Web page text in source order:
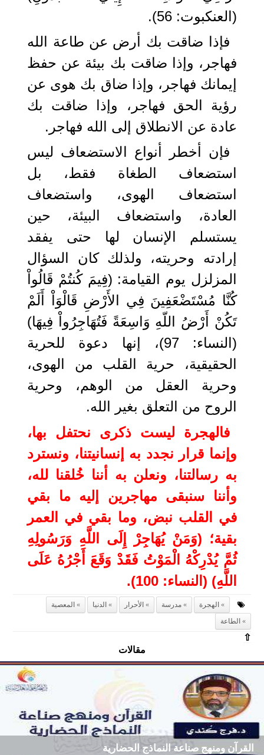
(العنكبوت: 56).
فإذا ضاقت بك أرض عن طاعة الله
فهاجر، وإذا ضاقت بك بيئة عن حفظ
إيمانك فهاجر، وإذا ضاق بك هوى عن
رؤية الحق فهاجر، وإذا ضاقت بك
عادة عن الانطلاق إلى الله فهاجر.
فإن أخطر أنواع الاستضعاف ليس
استضعاف الطغاة فقط، بل
استضعاف الهوى، واستضعاف
العادة، واستضعاف البيئة، حين
يستسلم الإنسان لها حتى يفقد
إرادته وحريته، ولذلك كان السؤال
المزلزل يوم القيامة: (فِيمَ كُنتُمْ قَالُواْ
كُنَّا مُسْتَضْعَفِينَ فِي الأَرْضِ قَالْوَاْ أَلَمْ
تَكُنْ أَرْضُ اللّهِ وَاسِعَةً فَتُهَاجِرُواْ فِيهَا)
(النساء: 97)، إنها دعوة للحرية
الحقيقية، حرية القلب من الهوى،
وحرية العقل من الوهم، وحرية
الروح من التعلق بغير الله.
فالهجرة ليست ذكرى نحتفل بها،
وإنما قرار نجدد به إنسانيتنا، ونسترد
به رسالتنا، ونعلن به أننا خُلقنا لله،
وأننا سنبقى مهاجرين إليه ما بقي
في القلب نبض، وما بقي في العمر
بقية؛ (وَمَنْ يُهَاجِرْ إِلَى اللَّهِ وَرَسُولِهِ
ثُمَّ يُدْرِكْهُ الْمَوْتُ فَقَدْ وَقَعَ أَجْرُهُ عَلَى
اللَّهِ) (النساء: 100).
الهجرة مدرسة الأحرار الدنيا
المعصية
الطاعة
⇧
مقالات
القرآن ومنهج صناعة النماذج الحضارية